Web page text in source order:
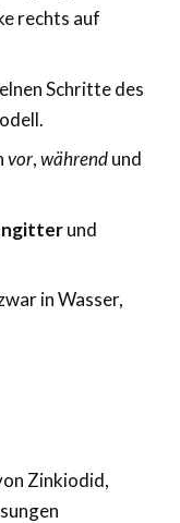
rechts auf
Schritte des
vor,währendund
und
in Wasser,
Zinkiodid,